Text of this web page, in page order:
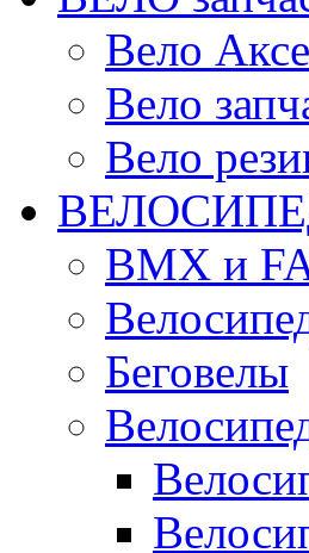
Вело
Вело
Вело
BMX и
Беговелы